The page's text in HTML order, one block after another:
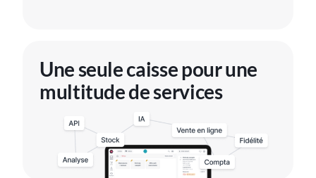
Une seule caisse pour une
multitude de services